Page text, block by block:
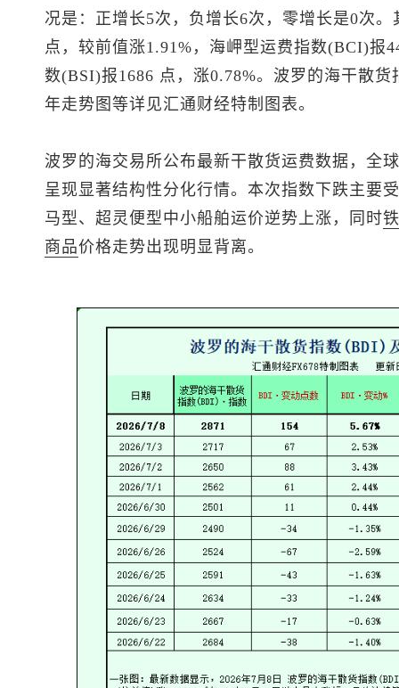
况是：正增长5次，负增长6次，零增长是0次
点，较前值涨1.91%，海岬型运费指数(BCI)报
数(BSI)报1686 点，涨0.78%。波罗的海干散
年走势图等详见汇通财经特制图表。
波罗的海交易所公布最新干散货运费数据，全
呈现显著结构性分化行情。本次指数下跌主要
马型、超灵便型中小船舶运价逆势上涨，同时
商品价格走势出现明显背离。